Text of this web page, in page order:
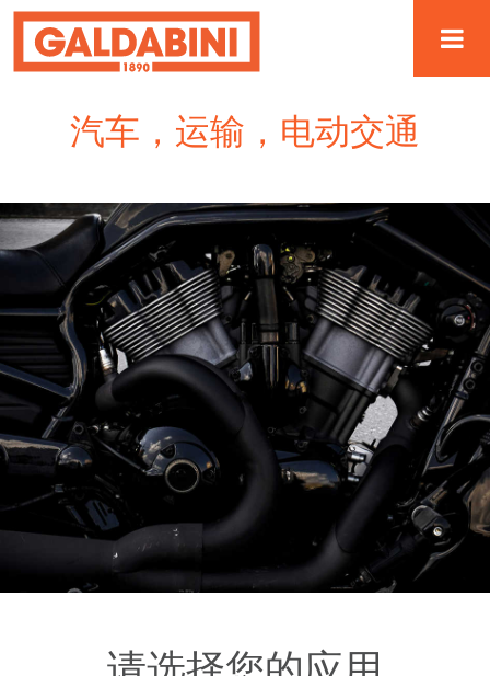
汽车，运输，电动交通